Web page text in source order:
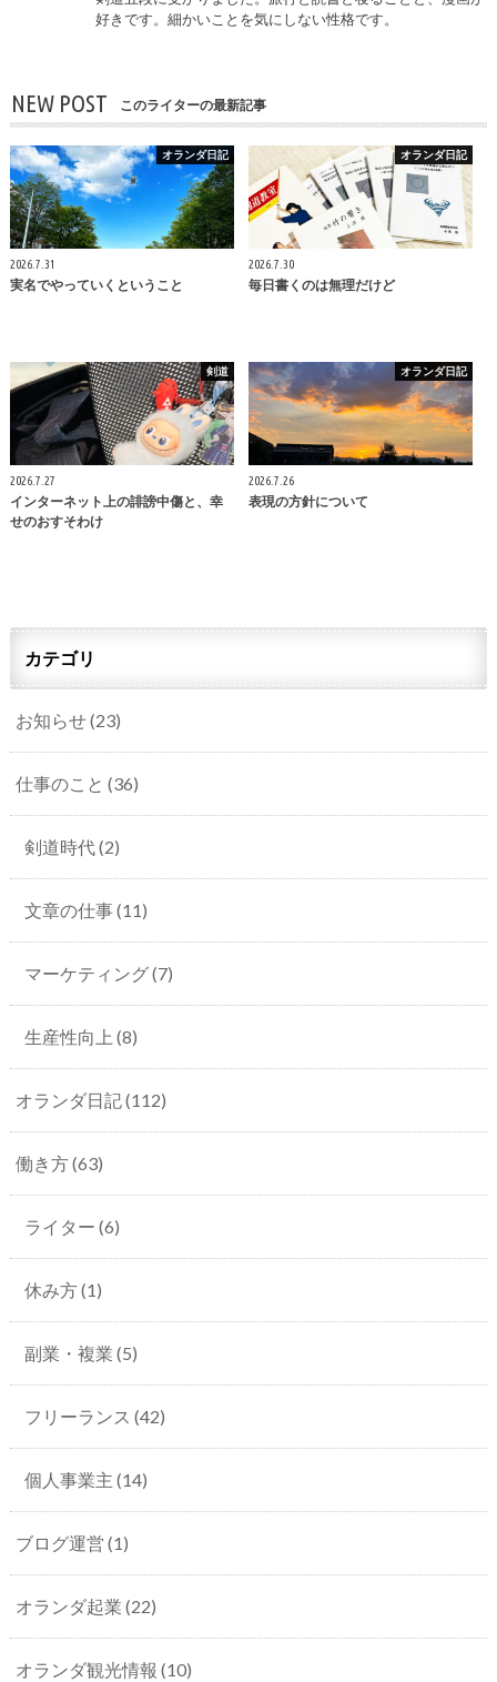
好きです。細かいことを気にしない性格です。
NEW POST このライターの最新記事
オランダ日記
2026.7.31
実名でやっていくということ
オランダ日記
2026.7.30
毎日書くのは無理だけど
剣道
2026.7.27
インターネット上の誹謗中傷と、幸
せのおすそわけ
オランダ日記
2026.7.26
表現の方針について
カテゴリ
お知らせ(23)
仕事のこと (36)
剣道時代(2)
文章の仕事(11)
マーケティング(7)
生産性向上 (8)
オランダ日記(112)
働き方(63)
ライター (6)
休み方(1)
副業・複業 (5)
フリーランス (42)
個人事業主 (14)
ブログ運営 (1)
オランダ起業 (22)
オランダ観光情報 (10)